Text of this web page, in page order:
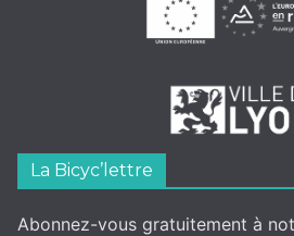
La Bicyc’lettre
Abonnez-vous gratuitement à